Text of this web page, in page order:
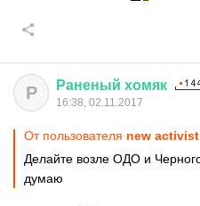
Р Раненый хомяк
16:38, 02.11.2017
От пользователя new activist
Делайте возле ОДО и
думаю